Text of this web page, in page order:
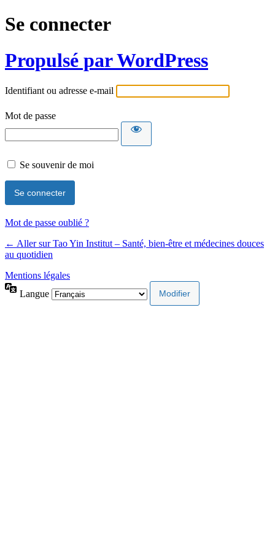
Se connecter
Propulsé par WordPress
Identifiant ou adresse e-mail
Mot de passe
Se souvenir de moi
Mot de passe oublié ?
← Aller sur Tao Yin Institut – Santé, bien-être et médecines douces
au quotidien
Mentions légales
Langue